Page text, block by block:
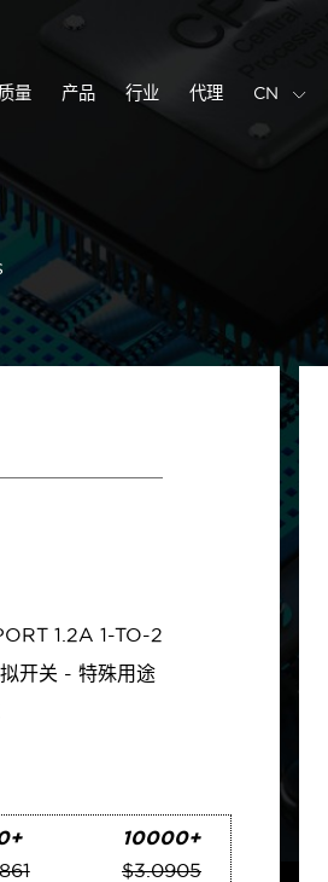
质量 产品 行业 代理 CN
1.2A 1-TO-2
开关 - 特殊用途
10000+
$3.0905